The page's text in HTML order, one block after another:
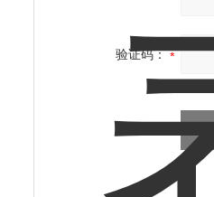
验证码：